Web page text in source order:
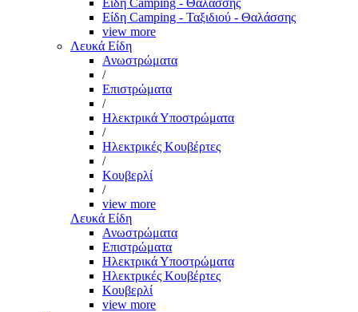
Είδη Camping - Θαλάσσης
Είδη Camping - Ταξιδιού - Θαλάσσης
view more
Λευκά Είδη
Ανωστρώματα
/
Επιστρώματα
/
Ηλεκτρικά Υποστρώματα
/
Ηλεκτρικές Κουβέρτες
/
Κουβερλί
/
view more
Λευκά Είδη
Ανωστρώματα
Επιστρώματα
Ηλεκτρικά Υποστρώματα
Ηλεκτρικές Κουβέρτες
Κουβερλί
view more